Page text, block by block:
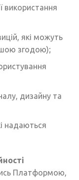
використання
які можуть
згодою);
дизайну та
надаються
Платформою,